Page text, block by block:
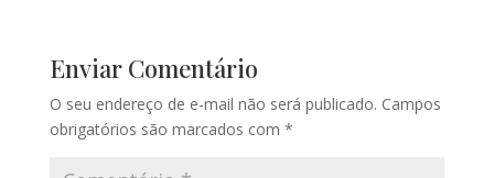
Enviar Comentário
O seu endereço de e-mail não será publicado. Campos
obrigatórios são marcados com *